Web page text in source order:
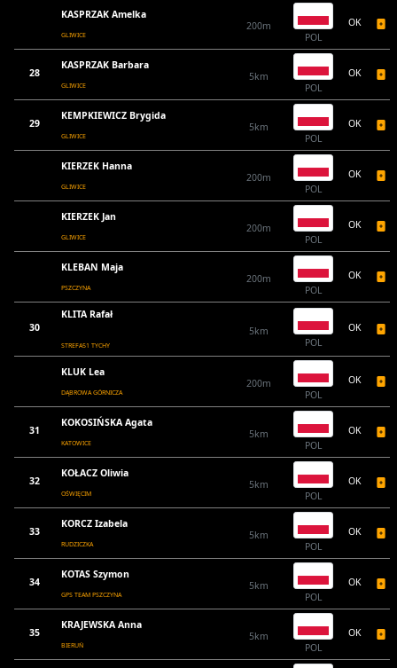
KASPRZAK Amelka
GLIWICE
200m
POL
OK
28
KASPRZAK Barbara
GLIWICE
5km
POL
OK
29
KEMPKIEWICZ Brygida
GLIWICE
5km
POL
OK
KIERZEK Hanna
GLIWICE
200m
POL
OK
KIERZEK Jan
GLIWICE
200m
POL
OK
KLEBAN Maja
PSZCZYNA
200m
POL
OK
30
KLITA Rafał
STREFA51 TYCHY
5km
POL
OK
KLUK Lea
DĄBROWA GÓRNICZA
200m
POL
OK
31
KOKOSIŃSKA Agata
KATOWICE
5km
POL
OK
32
KOŁACZ Oliwia
OŚWIĘCIM
5km
POL
OK
33
KORCZ Izabela
RUDZICZKA
5km
POL
OK
34
KOTAS Szymon
GPS TEAM PSZCZYNA
5km
POL
OK
35
KRAJEWSKA Anna
BIERUŃ
5km
POL
OK